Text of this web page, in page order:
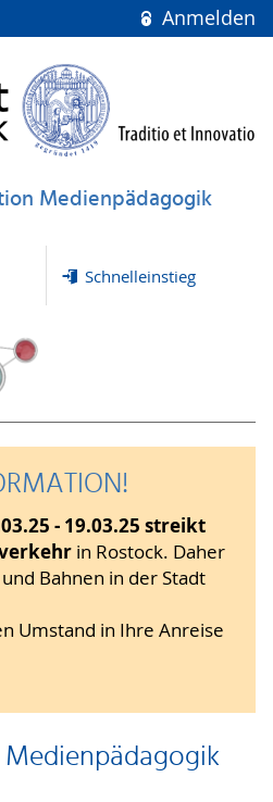
Anmelden
Medienpädagogik
Schnelleinstieg
- 19.03.25 streikt
in Rostock. Daher
Bahnen in der Stadt
Umstand in Ihre Anreise